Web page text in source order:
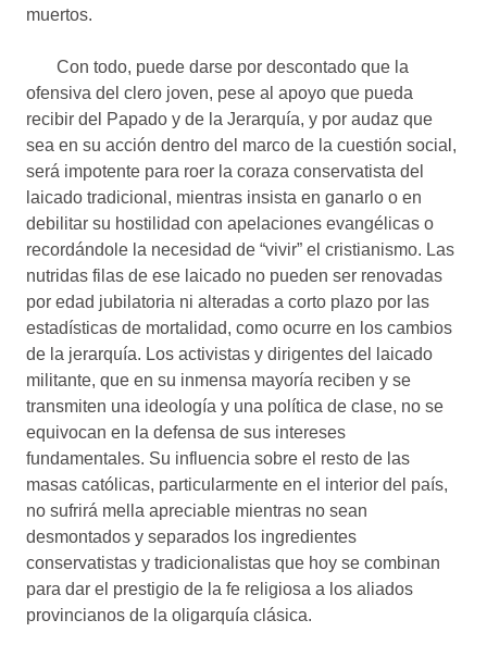
muertos.
Con todo, puede darse por descontado que la
ofensiva del clero joven, pese al apoyo que pueda
recibir del Papado y de la Jerarquía, y por audaz que
sea en su acción dentro del marco de la cuestión social,
será impotente para roer la coraza conservatista del
laicado tradicional, mientras insista en ganarlo o en
debilitar su hostilidad con apelaciones evangélicas o
recordándole la necesidad de “vivir” el cristianismo. Las
nutridas filas de ese laicado no pueden ser renovadas
por edad jubilatoria ni alteradas a corto plazo por las
estadísticas de mortalidad, como ocurre en los cambios
de la jerarquía. Los activistas y dirigentes del laicado
militante, que en su inmensa mayoría reciben y se
transmiten una ideología y una política de clase, no se
equivocan en la defensa de sus intereses
fundamentales. Su influencia sobre el resto de las
masas católicas, particularmente en el interior del país,
no sufrirá mella apreciable mientras no sean
desmontados y separados los ingredientes
conservatistas y tradicionalistas que hoy se combinan
para dar el prestigio de la fe religiosa a los aliados
provincianos de la oligarquía clásica.